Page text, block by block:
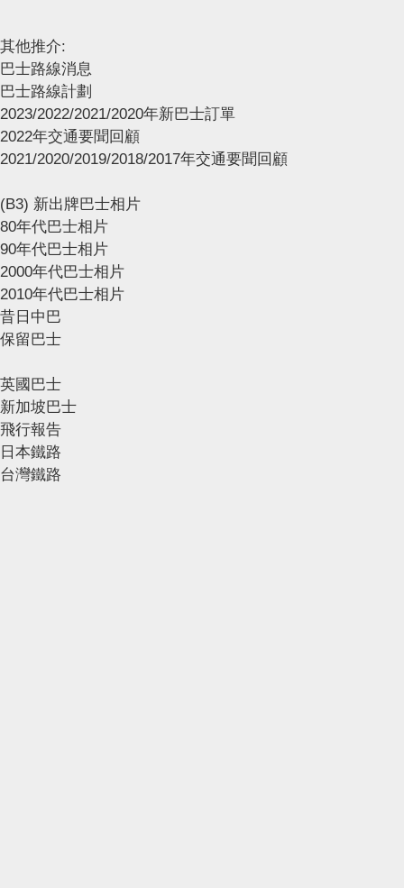
其他推介:
巴士路線消息
巴士路線計劃
2023/2022/2021/2020年新巴士訂單
2022年交通要聞回顧
2021/2020/2019/2018/2017年交通要聞回顧
(B3) 新出牌巴士相片
80年代巴士相片
90年代巴士相片
2000年代巴士相片
2010年代巴士相片
昔日中巴
保留巴士
英國巴士
新加坡巴士
飛行報告
日本鐵路
台灣鐵路